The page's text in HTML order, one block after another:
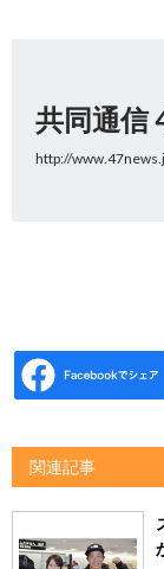
共同通信
http://
関連記事